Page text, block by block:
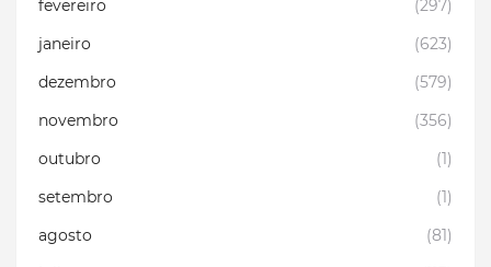
fevereiro
(297)
janeiro
(623)
dezembro
(579)
novembro
(356)
outubro
(1)
setembro
(1)
agosto
(81)